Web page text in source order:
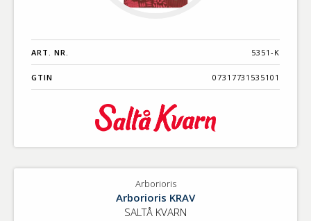
ART. NR. 5351-K
GTIN 07317731535101
Arborioris
Arborioris KRAV
SALTÅ KVARN